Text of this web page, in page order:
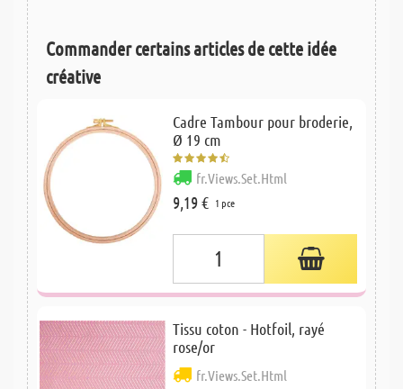
Commander certains articles de cette idée
créative
Cadre Tambour pour broderie,
Ø 19 cm
fr.Views.Set.Html
9,19 € 1 pce
Tissu coton - Hotfoil, rayé
rose/or
fr.Views.Set.Html